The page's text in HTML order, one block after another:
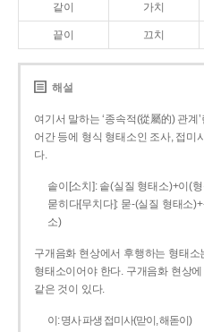
같이 가치
끝이 끄치
해설
여기서 말하는 ‘종속적(從屬的) 관계
어간 등에 형식 형태소인 조사, 접미
다.
솥이[소치]: 솥(실질 형태소)+이(
묻히다[무치다]: 묻­-(실질 형태소
소)
구개음화 현상에서 후행하는 형태
형태소이어야 한다. 구개음화 현상
같은 것이 있다.
이: 명사 파생 접미사(맏이, 해돋이)